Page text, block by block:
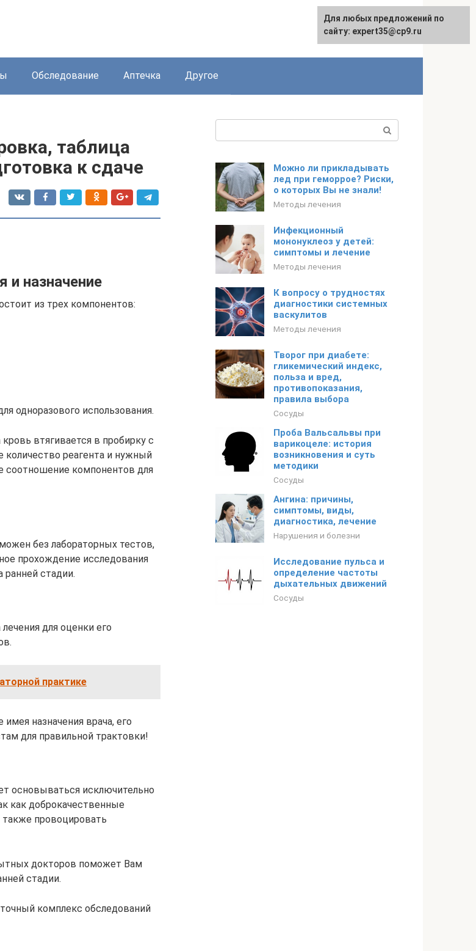
Обследование Аптечка Другое
таблица
к сдаче
назначение
из трех компонентов:
одноразового использования.
втягивается в пробирку с
количество реагента и нужный
соотношение компонентов для
без лабораторных тестов,
прохождение исследования
ранней стадии.
для оценки его
практике
назначения врача, его
для правильной трактовки!
основываться исключительно
как доброкачественные
провоцировать
докторов поможет Вам
стадии.
комплекс обследований
Можно ли прикладывать
лед при геморрое? Риски,
о которых Вы не знали!
Методы лечения
Инфекционный
мононуклеоз у детей:
симптомы и лечение
Методы лечения
К вопросу о трудностях
диагностики системных
васкулитов
Методы лечения
Творог при диабете:
гликемический индекс,
польза и вред,
противопоказания,
правила выбора
Сосуды
Проба Вальсальвы при
варикоцеле: история
возникновения и суть
методики
Сосуды
Ангина: причины,
симптомы, виды,
диагностика, лечение
Нарушения и болезни
Исследование пульса и
определение частоты
дыхательных движений
Сосуды
Для любых предложений по
сайту: expert35@cp9.ru